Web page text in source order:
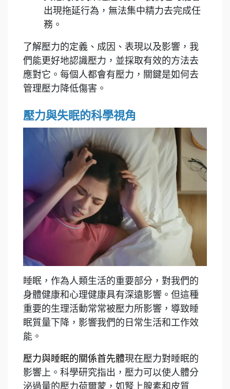
出現拖延行為，無法集中精力去完成任
務。
了解壓力的定義、成因、表現以及影響，我
們能更好地認識壓力，並採取有效的方法去
應對它。每個人都會有壓力，關鍵是如何去
管理壓力降低傷害。
壓力與失眠的科學視角
睡眠，作為人類生活的重要部分，對我們的
身體健康和心理健康具有深遠影響。但這種
重要的生理活動常常被壓力所影響，導致睡
眠質量下降，影響我們的日常生活和工作效
能。
壓力與睡眠的關係首先體現在壓力對睡眠的
影響上。科學研究指出，壓力可以使人體分
泌過量的壓力荷爾蒙，如腎上腺素和皮質